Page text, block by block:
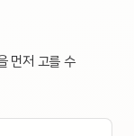
먼저 고를 수